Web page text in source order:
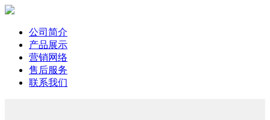
公司简介
产品展示
营销网络
售后服务
联系我们